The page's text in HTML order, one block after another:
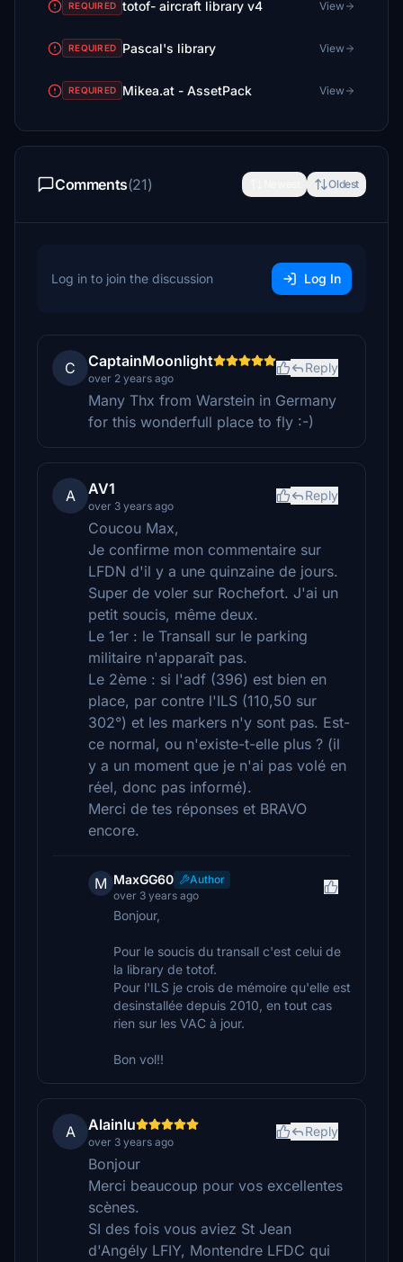
REQUIRED totof- aircraft library v4 View
REQUIRED Pascal's library View
REQUIRED Mikea.at - AssetPack View
Comments(21) Oldest
Log in to join the discussion Log In
C CaptainMoonlight
over 2 years ago
Reply
Many Thx from Warstein in Germany
for this wonderfull place to fly :-)
A AV1
over 3 years ago
Reply
Coucou Max,
Je confirme mon commentaire sur
LFDN d'il y a une quinzaine de jours.
Super de voler sur Rochefort. J'ai un
petit soucis, même deux.
Le 1er : le Transall sur le parking
militaire n'apparaît pas.
Le 2ème : si l'adf (396) est bien en
place, par contre l'ILS (110,50 sur
302°) et les markers n'y sont pas. Est-
ce normal, ou n'existe-t-elle plus ? (il
y a un moment que je n'ai pas volé en
réel, donc pas informé).
Merci de tes réponses et BRAVO
encore.
M MaxGG60
Author
over 3 years ago
Bonjour,
Pour le soucis du transall c'est celui de
la library de totof.
Pour l'ILS je crois de mémoire qu'elle est
desinstallée depuis 2010, en tout cas
rien sur les VAC à jour.
Bon vol!!
A Alainlu
over 3 years ago
Reply
Bonjour
Merci beaucoup pour vos excellentes
scènes.
SI des fois vous aviez St Jean
d'Angély LFIY, Montendre LFDC qui